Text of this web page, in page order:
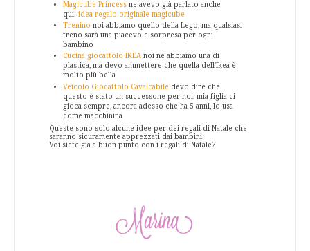
Magicube Princess ne avevo già parlato anche
qui: idea regalo originale magicube
Trenino noi abbiamo quello della Lego, ma qualsiasi
treno sarà una piacevole sorpresa per ogni
bambino
Cucina giocattolo IKEA noi ne abbiamo una di
plastica, ma devo ammettere che quella dell'Ikea è
molto più bella
Veicolo Giocattolo Cavalcabile devo dire che
questo è stato un successone per noi, mia figlia ci
gioca sempre, ancora adesso che ha 5 anni, lo usa
come macchinina
Queste sono solo alcune idee per dei regali di Natale che
saranno sicuramente apprezzati dai bambini.
Voi siete già a buon punto con i regali di Natale?